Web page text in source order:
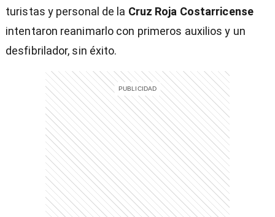
turistas y personal de la Cruz Roja Costarricense
intentaron reanimarlo con primeros auxilios y un
desfibrilador, sin éxito.